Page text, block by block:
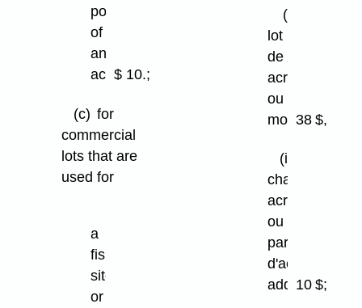
portion
of
an
acre$ 10.;
(c) for
commercial
lots that are
used for
a
fishing
site
or
(i)
lot
de 10
acres
ou
moins38 $,
(ii)
chaque
acre
ou
partie
d'acre
additionnel
10 $;